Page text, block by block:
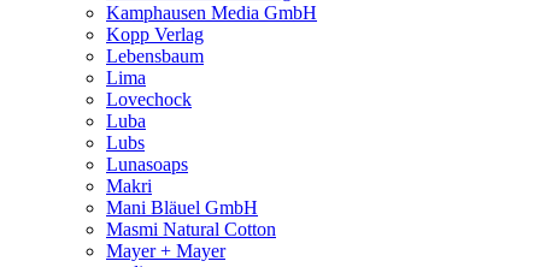
Kamphausen Media GmbH
Kopp Verlag
Lebensbaum
Lima
Lovechock
Luba
Lubs
Lunasoaps
Makri
Mani Bläuel GmbH
Masmi Natural Cotton
Mayer + Mayer